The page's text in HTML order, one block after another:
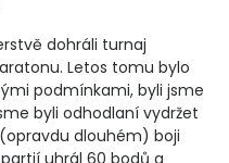
dohráli turnaj
Letos tomu bylo
podmínkami, byli jsme
byli odhodlaní vydržet
dlouhém) boji